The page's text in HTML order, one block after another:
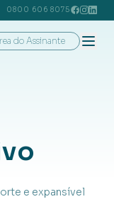
0800 606 8075
do Assinante
e expansível